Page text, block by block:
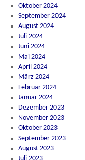
Oktober 2024
September 2024
August 2024
Juli 2024
Juni 2024
Mai 2024
April 2024
März 2024
Februar 2024
Januar 2024
Dezember 2023
November 2023
Oktober 2023
September 2023
August 2023